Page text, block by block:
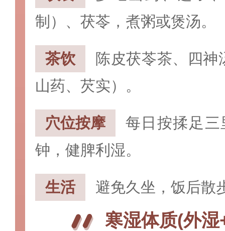
制）、茯苓，煮粥或煲汤。
‌茶饮‌
陈皮茯苓茶、四
山药、芡实）。
‌穴位按摩‌
每日按揉‌足
钟，健脾利湿。
‌生活‌ 避免久坐，饭后散
寒湿体质(外湿